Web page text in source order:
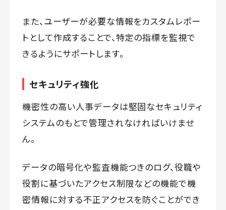
また、ユーザーが必要な情報をカスタムレポー
トとして作成することで、特定の指標を監視で
きるようにサポートします。
セキュリティ強化
機密性の高い人事データは堅固なセキュリティ
システムのもとで管理されなければいけませ
ん。
データの暗号化や監査機能つきのログ、役職や
役割に基づいたアクセス制限などの機能で機
密情報に対する不正アクセスを防ぐことができ